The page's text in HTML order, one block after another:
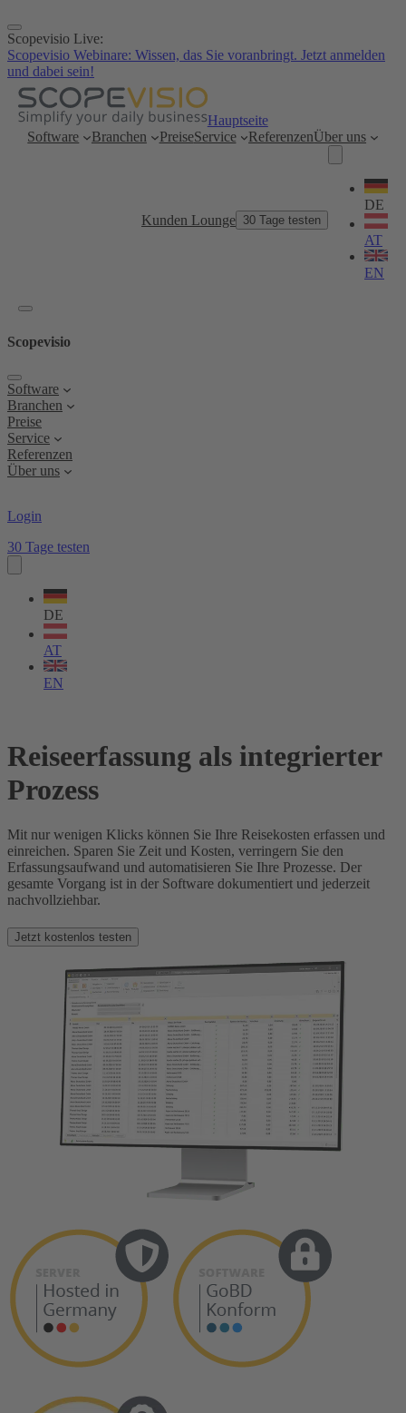
Zum
Inhalt
springen
Scopevisio Live:
Scopevisio Webinare: Wissen, das Sie voranbringt. Jetzt anmelden
und dabei sein!
Hauptseite
Software
Branchen PreiseService ReferenzenÜber uns
Kunden Lounge 30 Tage testen
Sprache
wählen
DE
AT
EN
Scopevisio
Software
Branchen
Preise
Service
Referenzen
Über uns
Login
30 Tage testen
Sprache
wählen
DE
AT
EN
Reiseerfassung als integrierter
Prozess
Mit nur wenigen Klicks können Sie Ihre Reisekosten erfassen und
einreichen. Sparen Sie Zeit und Kosten, verringern Sie den
Erfassungsaufwand und automatisieren Sie Ihre Prozesse. Der
gesamte Vorgang ist in der Software dokumentiert und jederzeit
nachvollziehbar.
Jetzt kostenlos testen